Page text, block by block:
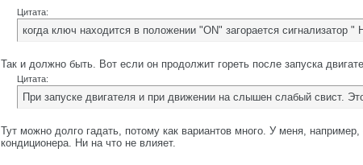
Цитата:
когда ключ находится в положении "ON" загорается
Так и должно быть. Вот если он продолжит гореть после запуска
Цитата:
При запуске двигателя и при движении на слышен слабый свист.
Тут можно долго гадать, потому как вариантов много. У меня,
кондиционера. Ни на что не влияет.